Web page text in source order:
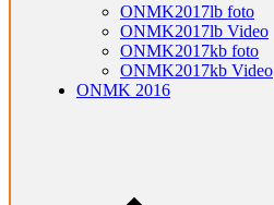
ONMK2017lb foto
ONMK2017lb Video
ONMK2017kb foto
ONMK2017kb Video
ONMK 2016